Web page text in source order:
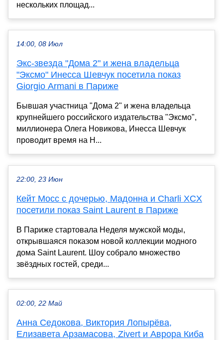
нескольких площад...
14:00, 08 Июл
Экс-звезда "Дома 2" и жена владельца
"Эксмо" Инесса Шевчук посетила показ
Giorgio Armani в Париже
Бывшая участница "Дома 2" и жена владельца
крупнейшего российского издательства "Эксмо",
миллионера Олега Новикова, Инесса Шевчук
проводит время на Н...
22:00, 23 Июн
Кейт Мосс с дочерью, Мадонна и Charli XCX
посетили показ Saint Laurent в Париже
В Париже стартовала Неделя мужской моды,
открывшаяся показом новой коллекции модного
дома Saint Laurent. Шоу собрало множество
звёздных гостей, среди...
02:00, 22 Май
Анна Седокова, Виктория Лопырёва,
Елизавета Арзамасова, Zivert и Аврора Киба